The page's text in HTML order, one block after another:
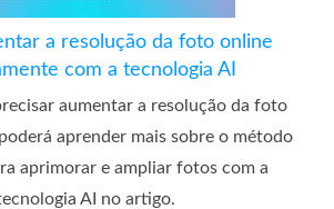
a resolução da foto online
com a tecnologia AI
aumentar a resolução da foto
aprender mais sobre o método
aprimorar e ampliar fotos com a
AI no artigo.